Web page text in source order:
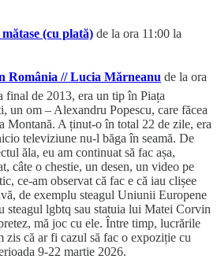
(cu plată) de la ora 11:00 la
România // Lucia Mărneanu de la ora
de 2013, era un tip în Piața
un om – Alexandru Popescu, care făcea
Montană. A ținut-o în total 22 de zile, era
televiziune nu-l băga în seamă. De
ăla, eu am continuat să fac așa,
câte o chestie, un desen, un video pe
ce-am observat că fac e că iau clișee
de exemplu steagul Uniunii Europene
steagul lgbtq sau statuia lui Matei Corvin
mă joc cu ele. Între timp, lucrările
zis că ar fi cazul să fac o expoziție cu
9-22 martie 2026.